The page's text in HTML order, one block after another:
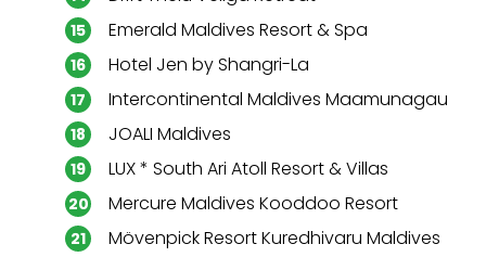
Emerald Maldives Resort & Spa
Hotel Jen by Shangri-La
Intercontinental Maldives Maamunagau
JOALI Maldives
LUX * South Ari Atoll Resort & Villas
Mercure Maldives Kooddoo Resort
Mövenpick Resort Kuredhivaru Maldives